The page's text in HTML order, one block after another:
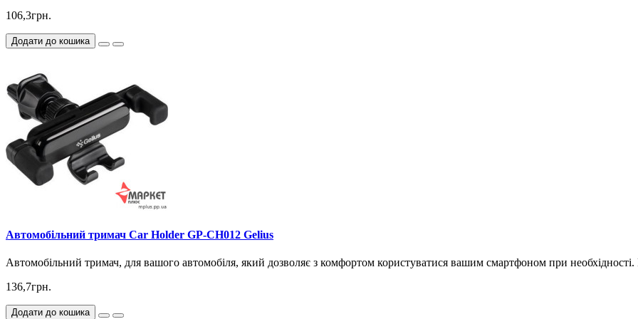
106,3грн.
Додати до кошика
Автомобільний тримач Car Holder GP-CH012 Gelius
Автомобільний тримач, для вашого автомобіля, який дозволяє з комфортом користуватися вашим смартфоном при необхідності.
136,7грн.
Додати до кошика